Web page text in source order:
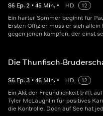
S6 Ep.2 • 45 Min. • HD
12
Ein harter Sommer beginnt für
Ersten Offizier muss er sich
gegen jenen kämpfen, der einst
Die Thunfisch-
S6 Ep.3 • 46 Min. • HD
12
Ein Akt der Freundlichkeit trifft
Tyler McLaughlin für positives
die Kontrolle. Doch auf See hat